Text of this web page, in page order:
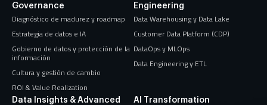
Governance
Diagnóstico de madurez y roadmap
Estrategia de datos e IA
Gobierno de datos y protección de la
información
Cultura y gestión de cambio
ROI & Value Realization
Engineering
Data Warehousing y Data Lake
Customer Data Platform (CDP)
DataOps y MLOps
Data Engineering y ETL
Data Insights & Advanced
AI Transformation